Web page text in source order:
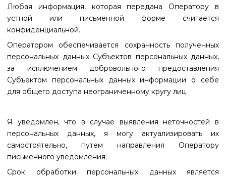
Любая информация, которая передана Оператору в
устной или письменной форме считается
конфиденциальной.
Оператором обеспечивается сохранность полученных
персональных данных Субъектов персональных данных,
за исключением добровольного предоставления
Субъектом персональных данных информации о себе
для общего доступа неограниченному кругу лиц.
Я уведомлен, что в случае выявления неточностей в
персональных данных, я могу актуализировать их
самостоятельно, путем направления Оператору
письменного уведомления.
Срок обработки персональных данных является